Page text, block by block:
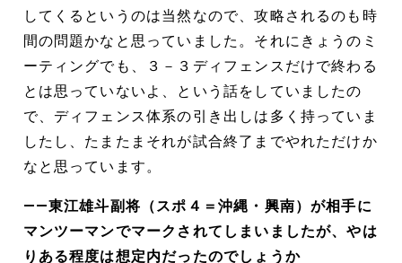
してくるというのは当然なので、攻略されるのも時
間の問題かなと思っていました。それにきょうのミ
ーティングでも、３－３ディフェンスだけで終わる
とは思っていないよ、という話をしていましたの
で、ディフェンス体系の引き出しは多く持っていま
したし、たまたまそれが試合終了までやれただけか
なと思っています。
――東江雄斗副将（スポ４＝沖縄・興南）が相手に
マンツーマンでマークされてしまいましたが、やは
りある程度は想定内だったのでしょうか